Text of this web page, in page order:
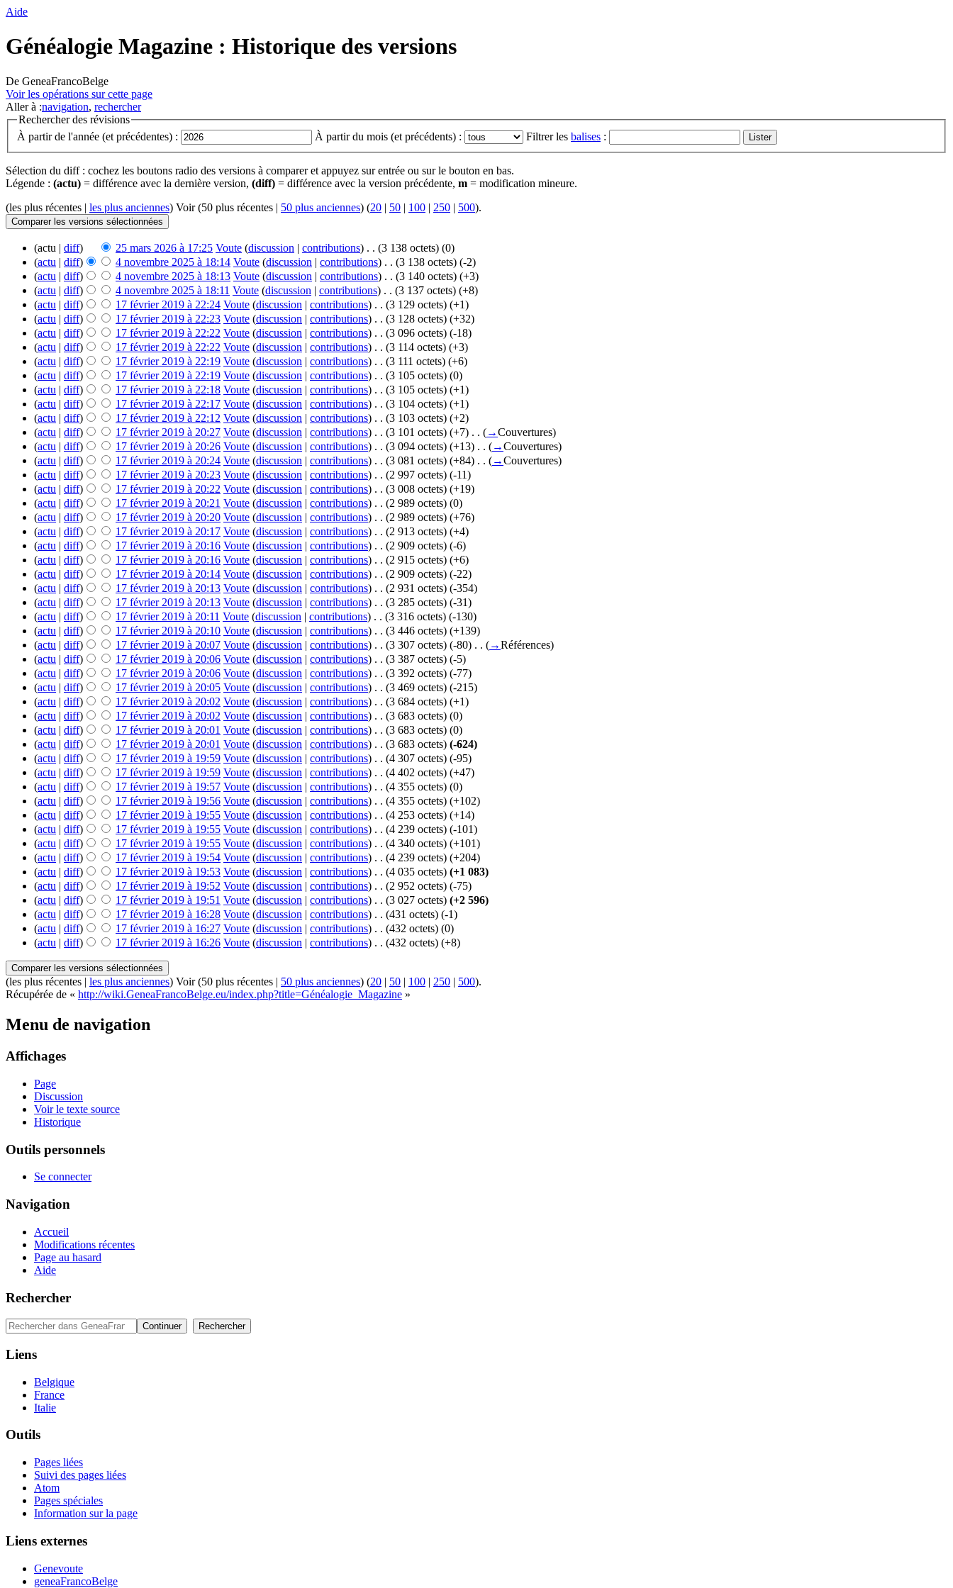
Aide
Généalogie Magazine : Historique des versions
De GeneaFrancoBelge
Voir les opérations sur cette page
Aller à :navigation, rechercher
Rechercher des révisions
À partir de l'année (et précédentes) :
À partir du mois (et précédents) : Filtrer les balises :
Sélection du diff : cochez les boutons radio des versions à comparer et appuyez sur entrée ou sur le bouton en bas.
Légende : (actu) = différence avec la dernière version, (diff) = différence avec la version précédente, m = modification mineure.
(les plus récentes | les plus anciennes) Voir (50 plus récentes | 50 plus anciennes) (20 50 100 250 500).
(actu | diff) 25 mars 2026 à 17:25 Voute (discussion contributions) . . (3 138 octets) (0)
(actu diff) 4 novembre 2025 à 18:14 Voute (discussion contributions) . . (3 138 octets) (-2)
(actu diff) 4 novembre 2025 à 18:13 Voute (discussion contributions) . . (3 140 octets) (+3)
(actu diff) 4 novembre 2025 à 18:11 Voute (discussion contributions) . . (3 137 octets) (+8)
(actu diff) 17 février 2019 à 22:24 Voute (discussion contributions) . . (3 129 octets) (+1)
(actu diff) 17 février 2019 à 22:23 Voute (discussion contributions) . . (3 128 octets) (+32)
(actu diff) 17 février 2019 à 22:22 Voute (discussion contributions) . . (3 096 octets) (-18)
(actu diff) 17 février 2019 à 22:22 Voute (discussion contributions) . . (3 114 octets) (+3)
(actu diff) 17 février 2019 à 22:19 Voute (discussion contributions) . . (3 111 octets) (+6)
(actu diff) 17 février 2019 à 22:19 Voute (discussion contributions) . . (3 105 octets) (0)
(actu diff) 17 février 2019 à 22:18 Voute (discussion contributions) . . (3 105 octets) (+1)
(actu diff) 17 février 2019 à 22:17 Voute (discussion contributions) . . (3 104 octets) (+1)
(actu diff) 17 février 2019 à 22:12 Voute (discussion contributions) . . (3 103 octets) (+2)
(actu diff) 17 février 2019 à 20:27 Voute (discussion contributions) . . (3 101 octets) (+7) . . (→Couvertures)
(actu diff) 17 février 2019 à 20:26 Voute (discussion contributions) . . (3 094 octets) (+13) . . (→Couvertures)
(actu diff) 17 février 2019 à 20:24 Voute (discussion contributions) . . (3 081 octets) (+84) . . (→Couvertures)
(actu diff) 17 février 2019 à 20:23 Voute (discussion contributions) . . (2 997 octets) (-11)
(actu diff) 17 février 2019 à 20:22 Voute (discussion contributions) . . (3 008 octets) (+19)
(actu diff) 17 février 2019 à 20:21 Voute (discussion contributions) . . (2 989 octets) (0)
(actu diff) 17 février 2019 à 20:20 Voute (discussion contributions) . . (2 989 octets) (+76)
(actu diff) 17 février 2019 à 20:17 Voute (discussion contributions) . . (2 913 octets) (+4)
(actu diff) 17 février 2019 à 20:16 Voute (discussion contributions) . . (2 909 octets) (-6)
(actu diff) 17 février 2019 à 20:16 Voute (discussion contributions) . . (2 915 octets) (+6)
(actu diff) 17 février 2019 à 20:14 Voute (discussion contributions) . . (2 909 octets) (-22)
(actu diff) 17 février 2019 à 20:13 Voute (discussion contributions) . . (2 931 octets) (-354)
(actu diff) 17 février 2019 à 20:13 Voute (discussion contributions) . . (3 285 octets) (-31)
(actu diff) 17 février 2019 à 20:11 Voute (discussion contributions) . . (3 316 octets) (-130)
(actu diff) 17 février 2019 à 20:10 Voute (discussion contributions) . . (3 446 octets) (+139)
(actu diff) 17 février 2019 à 20:07 Voute (discussion contributions) . . (3 307 octets) (-80) . . (→Références)
(actu diff) 17 février 2019 à 20:06 Voute (discussion contributions) . . (3 387 octets) (-5)
(actu diff) 17 février 2019 à 20:06 Voute (discussion contributions) . . (3 392 octets) (-77)
(actu diff) 17 février 2019 à 20:05 Voute (discussion contributions) . . (3 469 octets) (-215)
(actu diff) 17 février 2019 à 20:02 Voute (discussion contributions) . . (3 684 octets) (+1)
(actu diff) 17 février 2019 à 20:02 Voute (discussion contributions) . . (3 683 octets) (0)
(actu diff) 17 février 2019 à 20:01 Voute (discussion contributions) . . (3 683 octets) (0)
(actu diff) 17 février 2019 à 20:01 Voute (discussion contributions) . . (3 683 octets) (-624)
(actu diff) 17 février 2019 à 19:59 Voute (discussion contributions) . . (4 307 octets) (-95)
(actu diff) 17 février 2019 à 19:59 Voute (discussion contributions) . . (4 402 octets) (+47)
(actu diff) 17 février 2019 à 19:57 Voute (discussion contributions) . . (4 355 octets) (0)
(actu diff) 17 février 2019 à 19:56 Voute (discussion contributions) . . (4 355 octets) (+102)
(actu diff) 17 février 2019 à 19:55 Voute (discussion contributions) . . (4 253 octets) (+14)
(actu diff) 17 février 2019 à 19:55 Voute (discussion contributions) . . (4 239 octets) (-101)
(actu diff) 17 février 2019 à 19:55 Voute (discussion contributions) . . (4 340 octets) (+101)
(actu diff) 17 février 2019 à 19:54 Voute (discussion contributions) . . (4 239 octets) (+204)
(actu diff) 17 février 2019 à 19:53 Voute (discussion contributions) . . (4 035 octets) (+1 083)
(actu diff) 17 février 2019 à 19:52 Voute (discussion contributions) . . (2 952 octets) (-75)
(actu diff) 17 février 2019 à 19:51 Voute (discussion contributions) . . (3 027 octets) (+2 596)
(actu diff) 17 février 2019 à 16:28 Voute (discussion contributions) . . (431 octets) (-1)
(actu diff) 17 février 2019 à 16:27 Voute (discussion contributions) . . (432 octets) (0)
(actu diff) 17 février 2019 à 16:26 Voute (discussion contributions) . . (432 octets) (+8)
(les plus récentes | les plus anciennes) Voir (50 plus récentes | 50 plus anciennes) (20 50 100 250 500).
Récupérée de « http://wiki.GeneaFrancoBelge.eu/index.php?title=Généalogie_Magazine »
Menu de navigation
Affichages
Page
Discussion
Voir le texte source
Historique
Outils personnels
Se connecter
Navigation
Accueil
Modifications récentes
Page au hasard
Aide
Rechercher
Liens
Belgique
France
Italie
Outils
Pages liées
Suivi des pages liées
Atom
Pages spéciales
Information sur la page
Liens externes
Genevoute
geneaFrancoBelge